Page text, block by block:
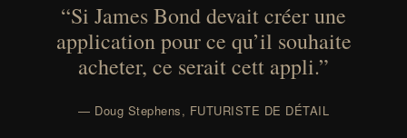
“Si James Bond devait créer une
application pour ce qu’il souhaite
acheter, ce serait cett appli.”
— Doug Stephens, FUTURISTE DE DÉTAIL